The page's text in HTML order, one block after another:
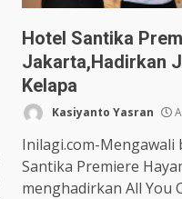
Hotel Santika
Jakarta,Hadirkan
Kelapa
Kasiyanto Yasran
Inilagi.com-Mengawali
Santika Premiere
menghadirkan All You